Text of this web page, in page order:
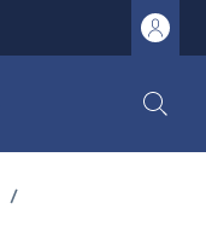
/